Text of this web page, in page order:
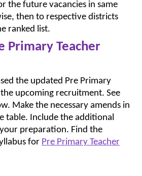
the future vacancies in same
then to respective districts
ranked list.
Primary Teacher
the updated Pre Primary
upcoming recruitment. See
Make the necessary amends in
table. Include the additional
preparation. Find the
for Pre Primary Teacher